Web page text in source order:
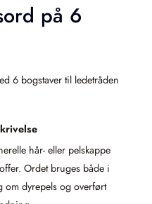
på 6
6 bogstaver til ledetråden
hår- eller pelskappe
Ordet bruges både i
dyrepels og overført